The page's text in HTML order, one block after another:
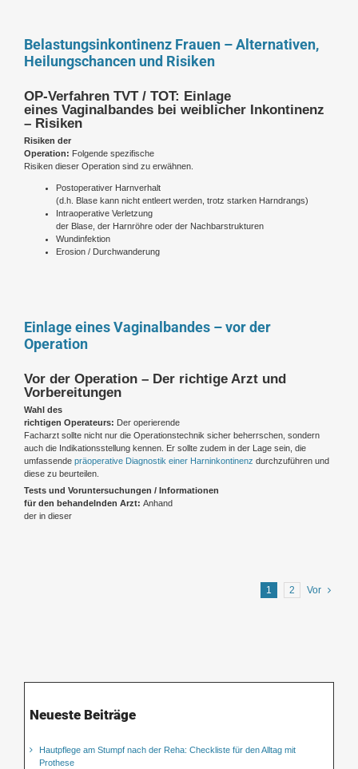
Belastungsinkontinenz Frauen – Alternativen,
Heilungschancen und Risiken
OP-Verfahren TVT / TOT: Einlage
eines Vaginalbandes bei weiblicher Inkontinenz
– Risiken
Risiken der
Operation: Folgende spezifische
Risiken dieser Operation sind zu erwähnen.
Postoperativer Harnverhalt
(d.h. Blase kann nicht entleert werden, trotz starken Harndrangs)
Intraoperative Verletzung
der Blase, der Harnröhre oder der Nachbarstrukturen
Wundinfektion
Erosion / Durchwanderung
Einlage eines Vaginalbandes – vor der
Operation
Vor der Operation – Der richtige Arzt und
Vorbereitungen
Wahl des
richtigen Operateurs: Der operierende
Facharzt sollte nicht nur die Operationstechnik sicher beherrschen, sondern
auch die Indikationsstellung kennen. Er sollte zudem in der Lage sein, die
umfassende präoperative Diagnostik einer Harninkontinenz durchzuführen und
diese zu beurteilen.
Tests und Voruntersuchungen / Informationen
für den behandelnden Arzt: Anhand
der in dieser
1 2 Vor
Neueste Beiträge
Hautpflege am Stumpf nach der Reha: Checkliste für den Alltag mit
Prothese